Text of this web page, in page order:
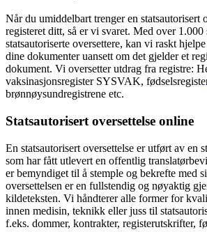
Når du umiddelbart trenger en statsautorisert
registeret ditt, så er vi svaret. Med over 1.000
statsautoriserte oversettere, kan vi raskt
dine dokumenter uansett om det gjelder et
dokument. Vi oversetter utdrag fra registre:
vaksinasjonsregister SYSVAK,
brønnøysundregistrene etc.
Statsautorisert oversettelse online
En statsautorisert oversettelse er utført av en
som har fått utlevert en offentlig
er bemyndiget til å stemple og bekrefte med
oversettelsen er en fullstendig og nøyaktig
kildeteksten. Vi håndterer alle former for
innen medisin, teknikk eller juss til
f.eks. dommer, kontrakter, registerutskrifter,